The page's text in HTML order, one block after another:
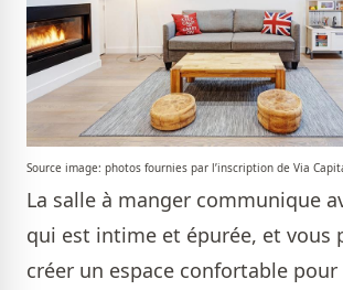
Source image: photos fournies par l’inscription de Via
La salle à manger communique
qui est intime et épurée, et vous
créer un espace confortable